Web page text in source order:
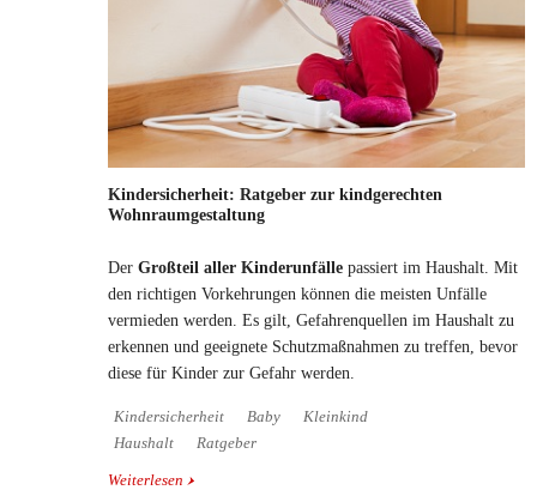
Kindersicherheit: Ratgeber zur kindgerechten
Wohnraumgestaltung
Der Großteil aller Kinderunfälle passiert im Haushalt. Mit
den richtigen Vorkehrungen können die meisten Unfälle
vermieden werden. Es gilt, Gefahrenquellen im Haushalt zu
erkennen und geeignete Schutzmaßnahmen zu treffen, bevor
diese für Kinder zur Gefahr werden.
Kindersicherheit Baby
Kleinkind
Haushalt
Ratgeber
Weiterlesen über Kindersicherheit: Ratgeber zur kindgerechten